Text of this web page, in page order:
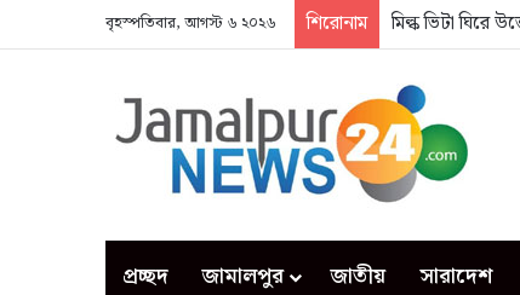
বৃহস্পতিবার, আগস্ট ৬ ২০২৬ শিরোনাম মিল্ক ভিটা ঘিরে
প্রচ্ছদ জামালপুর জাতীয় সারাদেশ